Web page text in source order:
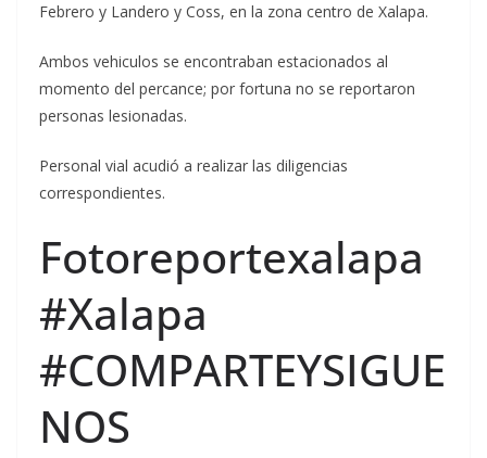
Febrero y Landero y Coss, en la zona centro de Xalapa.
Ambos vehiculos se encontraban estacionados al
momento del percance; por fortuna no se reportaron
personas lesionadas.
Personal vial acudió a realizar las diligencias
correspondientes.
Fotoreportexalapa
#Xalapa
#COMPARTEYSIGUE
NOS